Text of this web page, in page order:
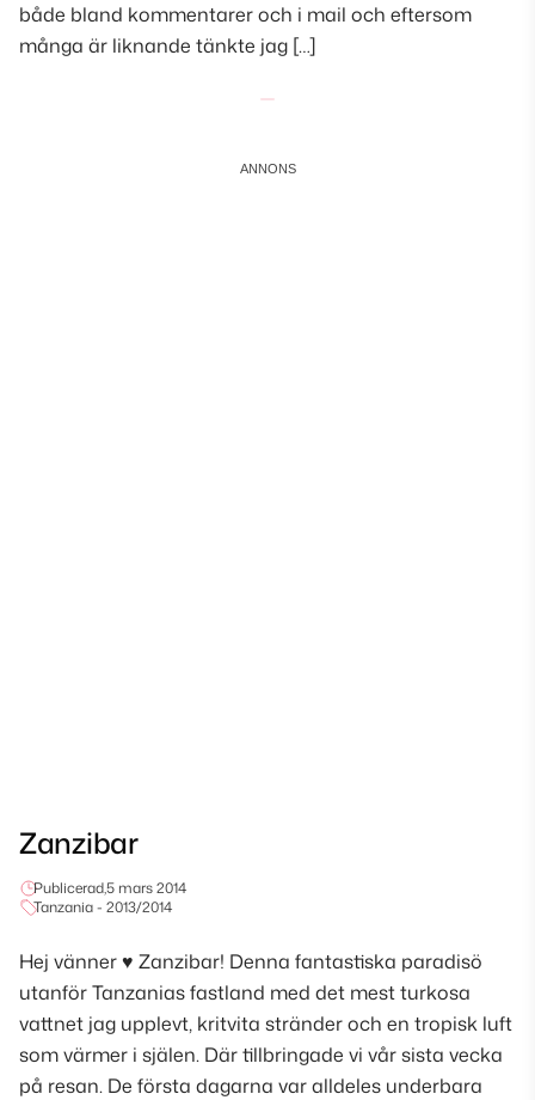
både bland kommentarer och i mail och eftersom
många är liknande tänkte jag […]
Zanzibar
Publicerad,5 mars 2014
Tanzania - 2013/2014
Hej vänner ♥ Zanzibar! Denna fantastiska paradisö
utanför Tanzanias fastland med det mest turkosa
vattnet jag upplevt, kritvita stränder och en tropisk luft
som värmer i själen. Där tillbringade vi vår sista vecka
på resan. De första dagarna var alldeles underbara